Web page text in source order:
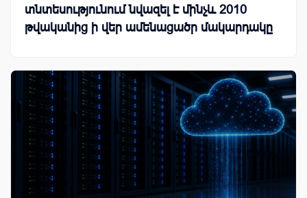
տնտեսությունում նվազել է մինչև 2010
թվականից ի վեր ամենացածր մակարդակը